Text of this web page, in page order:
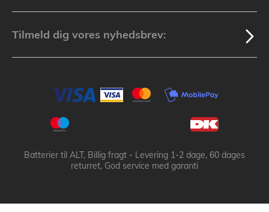
Tilmeld dig vores nyhedsbrev:
Batterier til ALT, Billig fragt - Levering 1-2 dage, 60 dages
returret, God service med garanti